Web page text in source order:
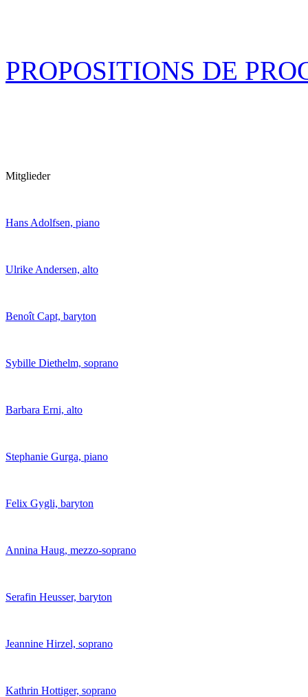
PROPOSITIONS DE
Mitglieder
Hans Adolfsen, piano
Ulrike Andersen, alto
Benoît Capt, baryton
Sybille Diethelm, soprano
Barbara Erni, alto
Stephanie Gurga, piano
Felix Gygli, baryton
Annina Haug, mezzo-soprano
Serafin Heusser, baryton
Jeannine Hirzel, soprano
Kathrin Hottiger, soprano